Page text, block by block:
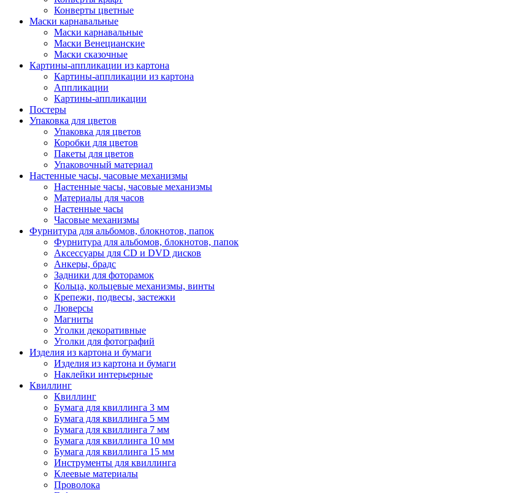
Конверты цветные
Маски карнавальные
Маски карнавальные
Маски Венецианские
Маски сказочные
Картины-аппликации из картона
Картины-аппликации из картона
Аппликации
Картины-аппликации
Постеры
Упаковка для цветов
Упаковка для цветов
Коробки для цветов
Пакеты для цветов
Упаковочный материал
Настенные часы, часовые механизмы
Настенные часы, часовые механизмы
Материалы для часов
Настенные часы
Часовые механизмы
Фурнитура для альбомов, блокнотов, папок
Фурнитура для альбомов, блокнотов, папок
Аксессуары для CD и DVD дисков
Анкеры, брадс
Задники для фоторамок
Кольца, кольцевые механизмы, винты
Крепежи, подвесы, застежки
Люверсы
Магниты
Уголки декоративные
Уголки для фотографий
Изделия из картона и бумаги
Изделия из картона и бумаги
Наклейки интерьерные
Квиллинг
Квиллинг
Бумага для квиллинга 3 мм
Бумага для квиллинга 5 мм
Бумага для квиллинга 7 мм
Бумага для квиллинга 10 мм
Бумага для квиллинга 15 мм
Инструменты для квиллинга
Клеевые материалы
Проволока